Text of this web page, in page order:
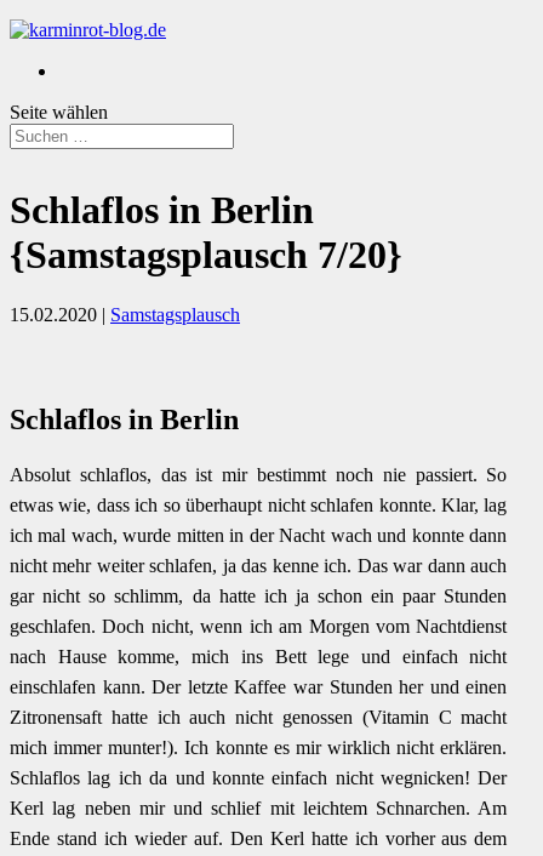
Seite wählen
Schlaflos in Berlin
{Samstagsplausch 7/20}
15.02.2020 | Samstagsplausch
Schlaflos in Berlin
Absolut schlaflos, das ist mir bestimmt noch nie passiert. So
etwas wie, dass ich so überhaupt nicht schlafen konnte. Klar, lag
ich mal wach, wurde mitten in der Nacht wach und konnte dann
nicht mehr weiter schlafen, ja das kenne ich. Das war dann auch
gar nicht so schlimm, da hatte ich ja schon ein paar Stunden
geschlafen. Doch nicht, wenn ich am Morgen vom Nachtdienst
nach Hause komme, mich ins Bett lege und einfach nicht
einschlafen kann. Der letzte Kaffee war Stunden her und einen
Zitronensaft hatte ich auch nicht genossen (Vitamin C macht
mich immer munter!). Ich konnte es mir wirklich nicht erklären.
Schlaflos lag ich da und konnte einfach nicht wegnicken! Der
Kerl lag neben mir und schlief mit leichtem Schnarchen. Am
Ende stand ich wieder auf. Den Kerl hatte ich vorher aus dem